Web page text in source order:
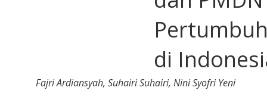
di
Fajri Ardiansyah, Suhairi Suhairi, Nini Syofri Yeni